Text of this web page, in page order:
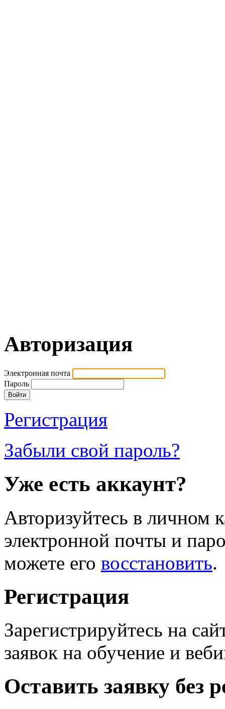
Авторизация
Электронная почта
Пароль
Регистрация
Забыли свой пароль?
Уже есть аккаунт?
Авторизуйтесь в личном
электронной почты и
можете его восстановить.
Регистрация
Зарегистрируйтесь на
заявок на обучение и
Оставить заявку без